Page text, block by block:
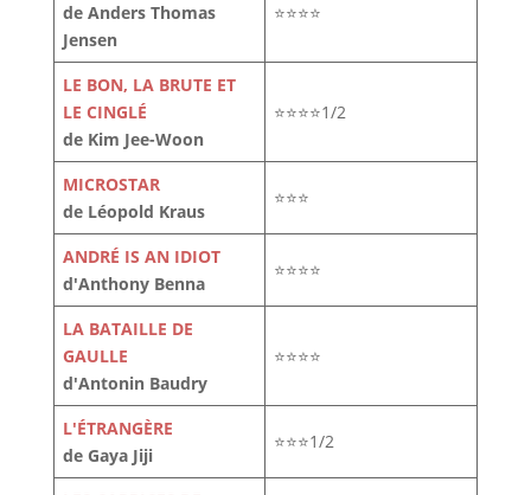
de Anders Thomas
Jensen
⭐⭐⭐⭐
LE BON, LA BRUTE ET
LE CINGLÉ
de Kim Jee-Woon
⭐⭐⭐⭐1/2
MICROSTAR
de Léopold Kraus
⭐⭐⭐
ANDRÉ IS AN IDIOT
d'Anthony Benna
⭐⭐⭐⭐
LA BATAILLE DE
GAULLE
d'Antonin Baudry
⭐⭐⭐⭐
L'ÉTRANGÈRE
de Gaya Jiji
⭐⭐⭐1/2